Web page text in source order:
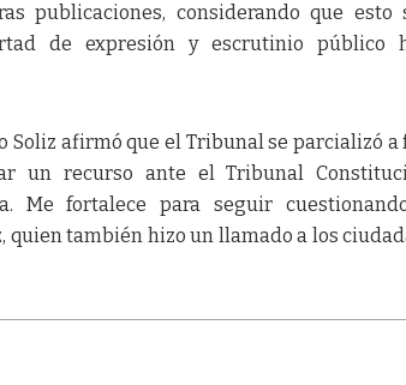
publicaciones, considerando que esto
de expresión y escrutinio público
Soliz afirmó que el Tribunal se parcializó a
un recurso ante el Tribunal
Me fortalece para seguir
quien también hizo un llamado a los